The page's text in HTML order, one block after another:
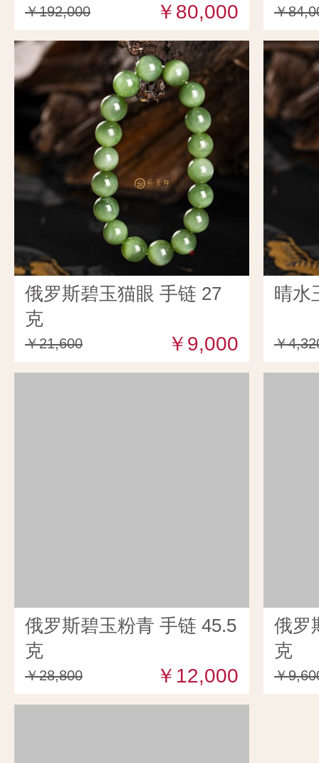
￥192,000 ￥80,000 ￥
俄罗斯碧玉猫眼 手链 27
克
￥21,600 ￥9,000
晴水
￥
俄罗斯碧玉粉青 手链 45.5
克
￥28,800 ￥12,000
俄罗
克
￥